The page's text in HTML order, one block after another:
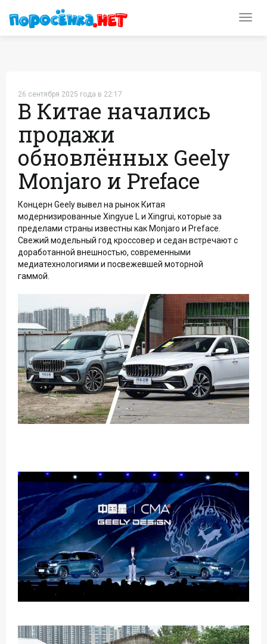
26 сентября 2025 года в 22:17
В Китае начались
продажи
обновлённых Geely
Monjaro и Preface
Концерн Geely вывел на рынок Китая
модернизированные Xingyue L и Xingrui, которые за
пределами страны известны как Monjaro и Preface.
Свежий модельный год кроссовер и седан встречают с
доработанной внешностью, современными
медиатехнологиями и посвежевшей моторной
гаммой.